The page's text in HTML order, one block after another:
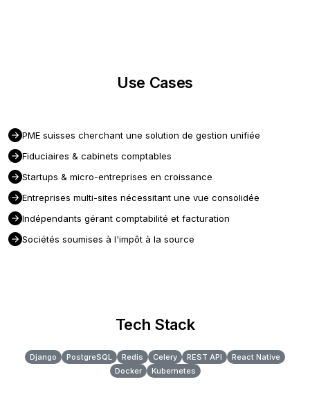
Use Cases
PME suisses cherchant une solution de gestion unifiée
Fiduciaires & cabinets comptables
Startups & micro-entreprises en croissance
Entreprises multi-sites nécessitant une vue consolidée
Indépendants gérant comptabilité et facturation
Sociétés soumises à l'impôt à la source
Tech Stack
Django PostgreSQL Redis Celery REST API
React Native
Docker
Kubernetes